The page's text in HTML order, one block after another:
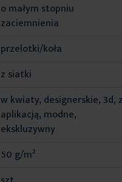
o małym stopniu
zaciemnienia
przelotki/koła
z siatki
w kwiaty, designerskie, 3d,
aplikacją, modne,
ekskluzywny
50 g/m²